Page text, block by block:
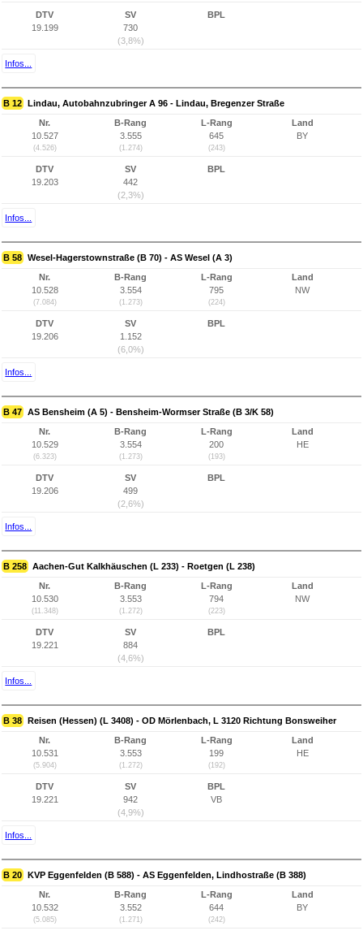
DTV
19.199
SV
730
(3,8%)
BPL
Infos...
B 12 Lindau, Autobahnzubringer A 96 - Lindau, Bregenzer Straße
Nr.
10.527
(4.526)
B-Rang
3.555
(1.274)
L-Rang
645
(243)
Land
BY
DTV
19.203
SV
442
(2,3%)
BPL
Infos...
B 58 Wesel-Hagerstownstraße (B 70) - AS Wesel (A 3)
Nr.
10.528
(7.084)
B-Rang
3.554
(1.273)
L-Rang
795
(224)
Land
NW
DTV
19.206
SV
1.152
(6,0%)
BPL
Infos...
B 47 AS Bensheim (A 5) - Bensheim-Wormser Straße (B 3/K 58)
Nr.
10.529
(6.323)
B-Rang
3.554
(1.273)
L-Rang
200
(193)
Land
HE
DTV
19.206
SV
499
(2,6%)
BPL
Infos...
B 258 Aachen-Gut Kalkhäuschen (L 233) - Roetgen (L 238)
Nr.
10.530
(11.348)
B-Rang
3.553
(1.272)
L-Rang
794
(223)
Land
NW
DTV
19.221
SV
884
(4,6%)
BPL
Infos...
B 38 Reisen (Hessen) (L 3408) - OD Mörlenbach, L 3120 Richtung Bonsweiher
Nr.
10.531
(5.904)
B-Rang
3.553
(1.272)
L-Rang
199
(192)
Land
HE
DTV
19.221
SV
942
(4,9%)
BPL
VB
Infos...
B 20 KVP Eggenfelden (B 588) - AS Eggenfelden, Lindhostraße (B 388)
Nr.
10.532
(5.085)
B-Rang
3.552
(1.271)
L-Rang
644
(242)
Land
BY